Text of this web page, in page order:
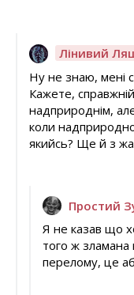
Лінивий
Ну не знаю, мені
Кажете,
надприроднім,
коли
якийсь? Ще й з
Простий
Я не казав що
того ж зламана
перелому, це